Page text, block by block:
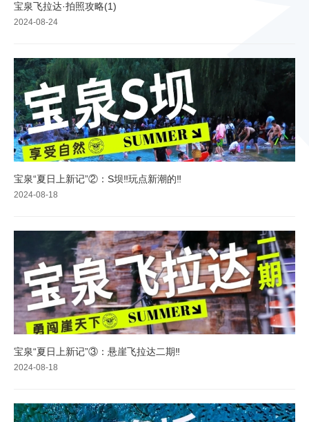
宝泉飞拉达·拍照攻略(1)
2024-08-24
宝泉“夏日上新记”②：S坝‼玩点新潮的‼
2024-08-18
宝泉“夏日上新记”③：悬崖飞拉达二期‼
2024-08-18